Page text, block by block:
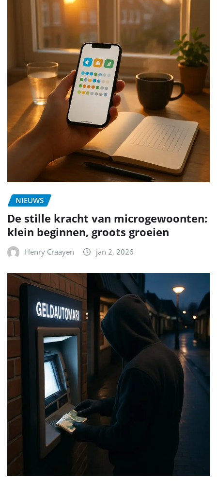
NIEUWS
De stille kracht van microgewoonten:
klein beginnen, groots groeien
Henry Craayen jan 2, 2026